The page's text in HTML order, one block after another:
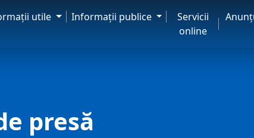
utile Informaţii publice
Servicii
online
presă